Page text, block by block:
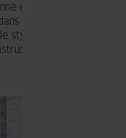
et en hiver. Vous
les bâtiments datant
style moderne du milieu
qui s’inspirent du